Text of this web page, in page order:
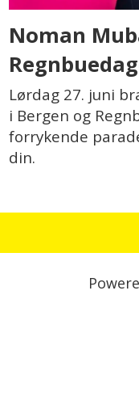
Noman
Lørdag 27. juni
i Bergen og
forrykende
din.